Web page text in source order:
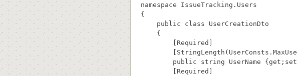
namespace IssueTracking.Users
{
    public class UserCreationDto
    {
        [Required]
public string UserName
        [Required]